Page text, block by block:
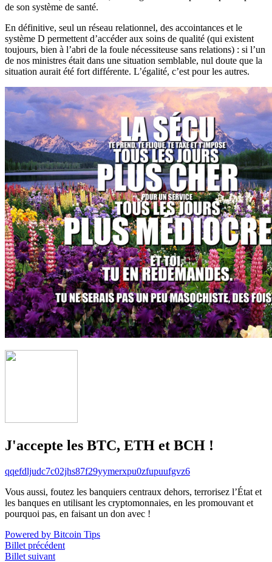
de son système de santé.
En définitive, seul un réseau relationnel, des accointances et le
système D permettent d’accéder aux soins de qualité (qui existent
toujours, bien à l’abri de la foule nécessiteuse sans relations) : si l’un
de nos ministres était dans une situation semblable, nul doute que la
situation aurait été fort différente. L’égalité, c’est pour les autres.
J'accepte les BTC, ETH et BCH !
qqefdljudc7c02jhs87f29yymerxpu0zfupuufgvz6
Vous aussi, foutez les banquiers centraux dehors, terrorisez l’État et
les banques en utilisant les cryptomonnaies, en les promouvant et
pourquoi pas, en faisant un don avec !
Powered by Bitcoin Tips
Billet précédent
Billet suivant